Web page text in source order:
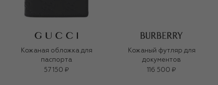
Кожаная обложка для
паспорта
57 150 ₽
Кожаный футляр для
документов
116 500 ₽